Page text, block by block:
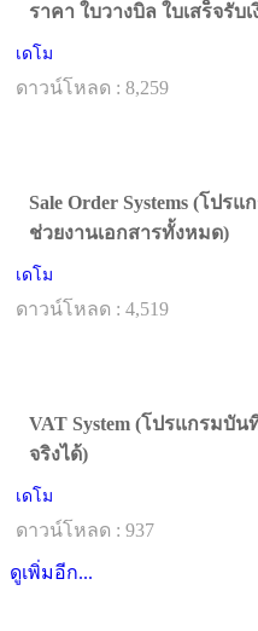
ราคา ใบวางบิล ใบเสร็จรับเ
เดโม
ดาวน์โหลด : 8,259
Sale Order Systems (โปร
ช่วยงานเอกสารทั้งหมด)
เดโม
ดาวน์โหลด : 4,519
VAT System (โปรแกรมบั
จริงได้)
เดโม
ดาวน์โหลด : 937
ดูเพิ่มอีก...